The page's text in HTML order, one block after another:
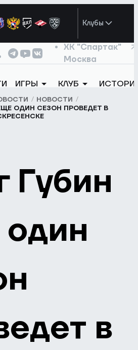
Клубы
ХК "Спартак"
Москва
ИГРЫ КЛУБ
НОВОСТИ
ОДИН СЕЗОН ПРОВЕДЕТ В
Губин
в